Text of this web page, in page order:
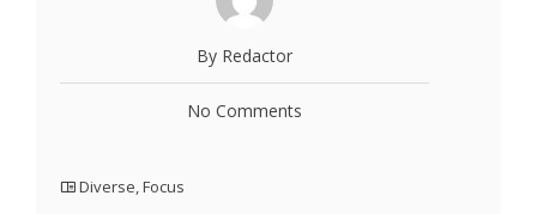
By Redactor
No Comments
Diverse Focus